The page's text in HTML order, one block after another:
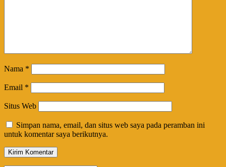
Nama *
Email *
Situs Web
Simpan nama, email, dan situs web saya pada peramban ini
untuk komentar saya berikutnya.